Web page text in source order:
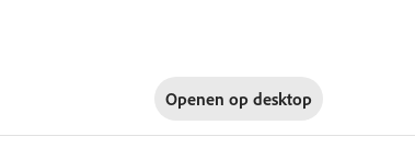
Openen op desktop